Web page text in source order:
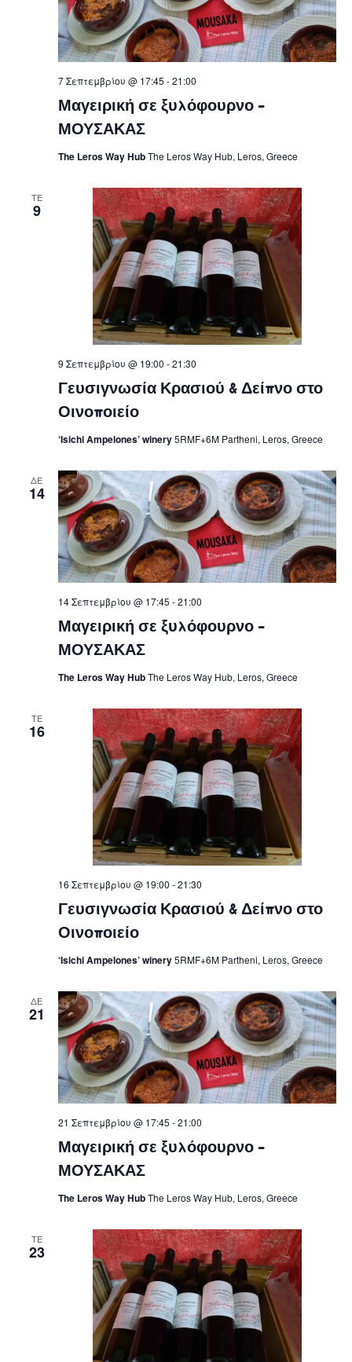
Μαγειρική σε ξυλόφουρνο –
ΜΟΥΣΑΚΑΣ
7 Σεπτεμβρίου @ 17:45 -21:00
The Leros Way HubThe Leros Way Hub, Leros, Greece
ΤΕ
9
Γευσιγνωσία Κρασιού & Δείπνο στο
Οινοποιείο
9 Σεπτεμβρίου @ 19:00 -21:30
‘Isichi Ampelones’ winery5RMF+6M Partheni, Leros, Greece
ΔΕ
14
Μαγειρική σε ξυλόφουρνο –
ΜΟΥΣΑΚΑΣ
14 Σεπτεμβρίου @ 17:45 -21:00
The Leros Way HubThe Leros Way Hub, Leros, Greece
ΤΕ
16
Γευσιγνωσία Κρασιού & Δείπνο στο
Οινοποιείο
16 Σεπτεμβρίου @ 19:00 -21:30
‘Isichi Ampelones’ winery5RMF+6M Partheni, Leros, Greece
ΔΕ
21
Μαγειρική σε ξυλόφουρνο –
ΜΟΥΣΑΚΑΣ
21 Σεπτεμβρίου @ 17:45 -21:00
The Leros Way HubThe Leros Way Hub, Leros, Greece
ΤΕ
23